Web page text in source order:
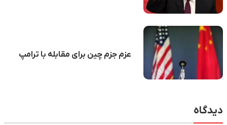
عزم جزم چین برای مقابله با ترامپ
دیدگاه